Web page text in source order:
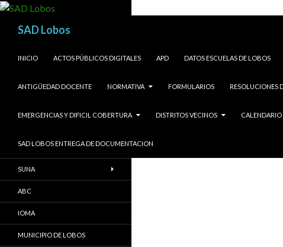
SAD Lobos
INICIO
ACTOS PÚBLICOS DIGITALES APD DATOS ESCUELAS DE LOBOS
ANTIGÜEDAD DOCENTE NORMATIVA FORMULARIOS RESOLUCIONES
EMERGENCIAS Y DIFICIL COBERTURA DISTRITOS VECINOS
SAD LOBOS ENTREGA DE DOCUMENTACION
SUNA
ABC
IOMA
MUNICIPIO DE LOBOS